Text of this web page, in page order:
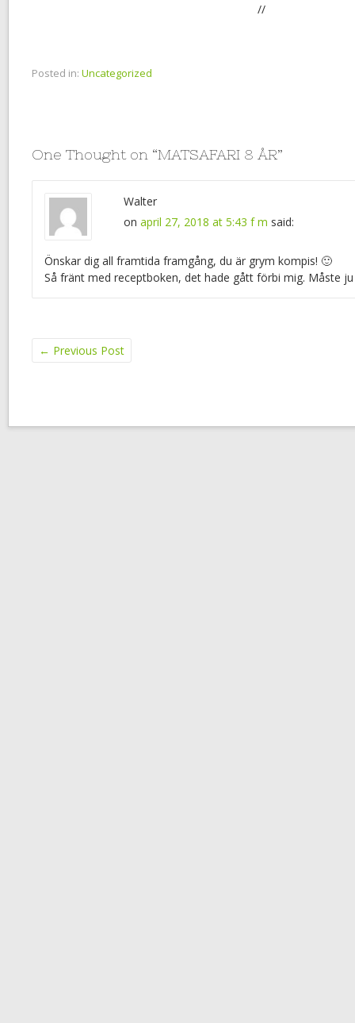
//
Posted in: Uncategorized
One Thought on “MATSAFARI 8 ÅR”
Walter
on april 27, 2018 at 5:43 f m said:
Önskar dig all framtida framgång, du är grym kompis! 🙂
Så fränt med receptboken, det hade gått förbi mig. Måste
← Previous Post